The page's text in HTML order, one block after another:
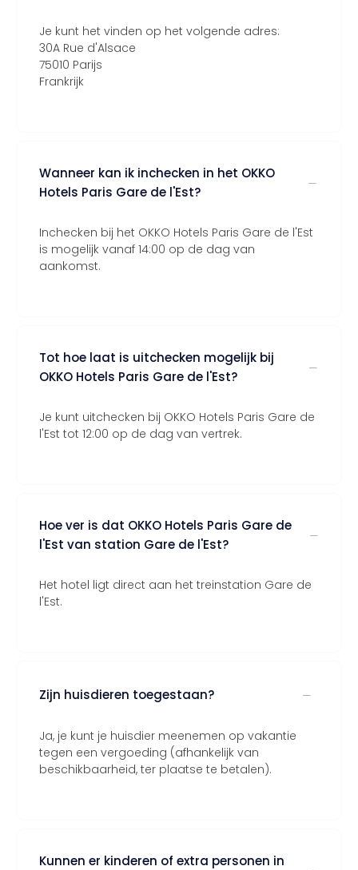
Je kunt het vinden op het volgende adres:
30A Rue d'Alsace
75010 Parijs
Frankrijk
Wanneer kan ik inchecken in het OKKO
Hotels Paris Gare de l'Est?
Inchecken bij het OKKO Hotels Paris Gare de l'Est
is mogelijk vanaf 14:00 op de dag van
aankomst.
Tot hoe laat is uitchecken mogelijk bij
OKKO Hotels Paris Gare de l'Est?
Je kunt uitchecken bij OKKO Hotels Paris Gare de
l'Est tot 12:00 op de dag van vertrek.
Hoe ver is dat OKKO Hotels Paris Gare de
l'Est van station Gare de l'Est?
Het hotel ligt direct aan het treinstation Gare de
l'Est.
Zijn huisdieren toegestaan?
Ja, je kunt je huisdier meenemen op vakantie
tegen een vergoeding (afhankelijk van
beschikbaarheid, ter plaatse te betalen).
Kunnen er kinderen of extra personen in